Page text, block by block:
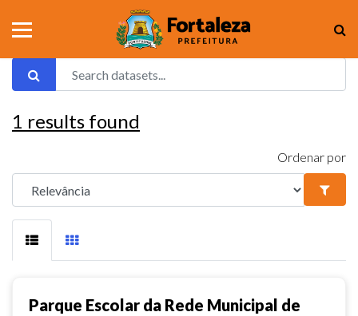
1 results found
Ordenar por
Parque Escolar da Rede Municipal de